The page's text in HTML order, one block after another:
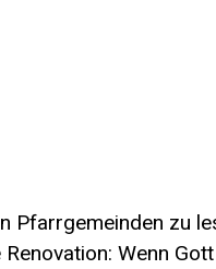
Pfarrgemeinden zu
Wenn